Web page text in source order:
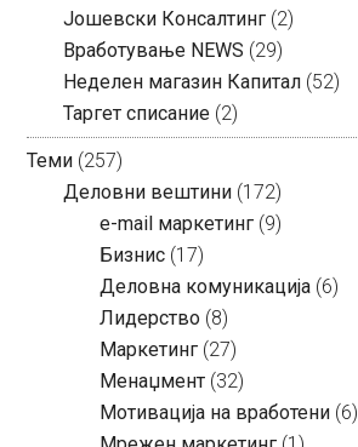
Јошевски Консалтинг (2)
Вработување NEWS (29)
Неделен магазин Капитал (52)
Таргет списание (2)
Теми (257)
Деловни вештини (172)
e-mail маркетинг (9)
Бизнис (17)
Деловна комуникација (6)
Лидерство (8)
Маркетинг (27)
Менаџмент (32)
Мотивација на вработени (6)